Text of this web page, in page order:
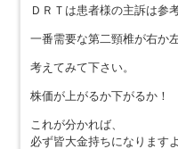
ＤＲＴは患者様の主訴は参
一番需要な第二頸椎が右か
考えてみて下さい。
株価が上がるか下がるか！
これが分かれば、
必ず皆大金持ちになりますよ